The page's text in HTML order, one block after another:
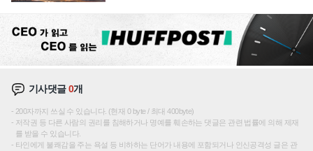
기사댓글0개
200자까지 쓰실 수 있습니다. (현재 0 byte / 최대 400byte)
저작권 등 다른 사람의 권리를 침해하거나 명예를 훼손하는 댓글은 관련 법률에 의해 제재
를 받을 수 있습니다.
타인에게 불쾌감을 주는 욕설 등 비하하는 단어가 내용에 포함되거나 인신공격성 글은 관